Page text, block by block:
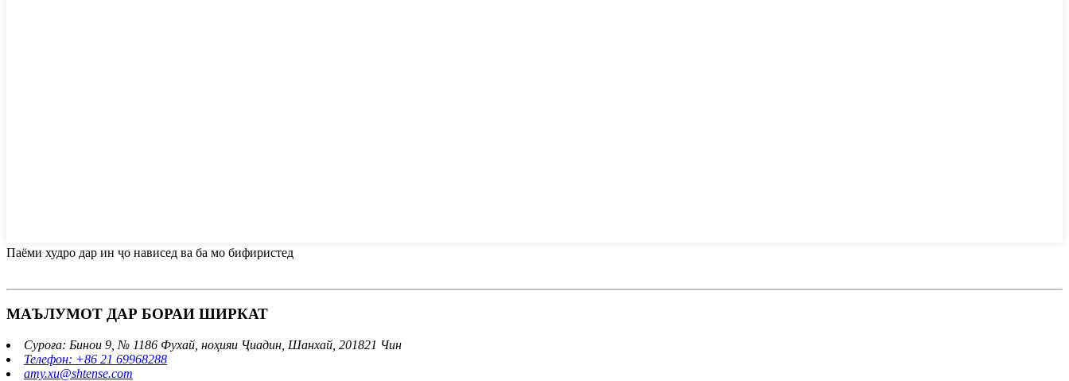
Паёми худро дар ин ҷо нависед ва ба мо бифиристед
МАЪЛУМОТ ДАР БОРАИ ШИРКАТ
Суроға: Бинои 9, № 1186 Фухай, ноҳияи Ҷиадин, Шанхай, 201821 Чин
Телефон: +86 21 69968288
amy.xu@shtense.com